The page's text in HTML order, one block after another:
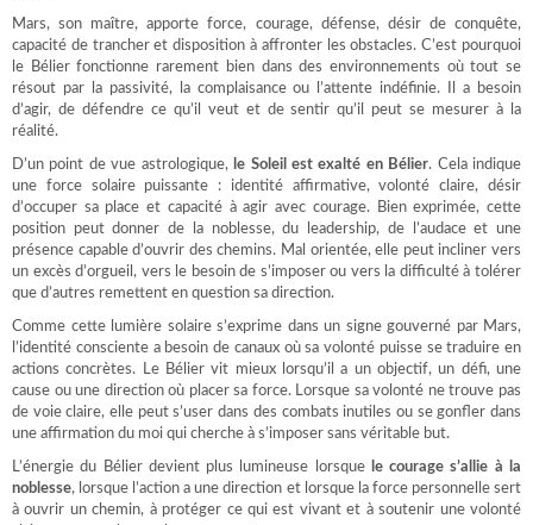
Mars, son maître, apporte force, courage, défense, désir de conquête,
capacité de trancher et disposition à affronter les obstacles. C’est pourquoi
le Bélier fonctionne rarement bien dans des environnements où tout se
résout par la passivité, la complaisance ou l’attente indéfinie. Il a besoin
d’agir, de défendre ce qu’il veut et de sentir qu’il peut se mesurer à la
réalité.
D’un point de vue astrologique, le Soleil est exalté en Bélier. Cela indique
une force solaire puissante : identité affirmative, volonté claire, désir
d’occuper sa place et capacité à agir avec courage. Bien exprimée, cette
position peut donner de la noblesse, du leadership, de l’audace et une
présence capable d’ouvrir des chemins. Mal orientée, elle peut incliner vers
un excès d’orgueil, vers le besoin de s’imposer ou vers la difficulté à tolérer
que d’autres remettent en question sa direction.
Comme cette lumière solaire s’exprime dans un signe gouverné par Mars,
l’identité consciente a besoin de canaux où sa volonté puisse se traduire en
actions concrètes. Le Bélier vit mieux lorsqu’il a un objectif, un défi, une
cause ou une direction où placer sa force. Lorsque sa volonté ne trouve pas
de voie claire, elle peut s’user dans des combats inutiles ou se gonfler dans
une affirmation du moi qui cherche à s’imposer sans véritable but.
L’énergie du Bélier devient plus lumineuse lorsque
le courage s’allie à la
noblesse, lorsque l’action a une direction et lorsque la force personnelle sert
à ouvrir un chemin, à protéger ce qui est vivant et à soutenir une volonté